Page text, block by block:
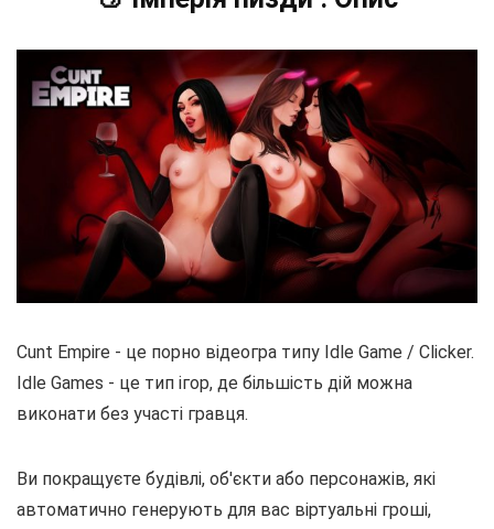
Cunt Empire - це порно відеогра типу Idle Game / Clicker.
Idle Games - це тип ігор, де більшість дій можна
виконати без участі гравця.
Ви покращуєте будівлі, об'єкти або персонажів, які
автоматично генерують для вас віртуальні гроші,